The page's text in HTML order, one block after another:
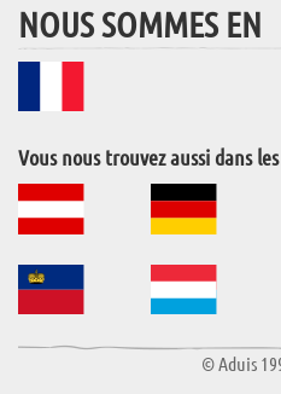
NOUS SOMMES EN
Vous nous trouvez aussi dans
© Aduis